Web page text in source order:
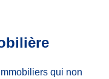
qui non